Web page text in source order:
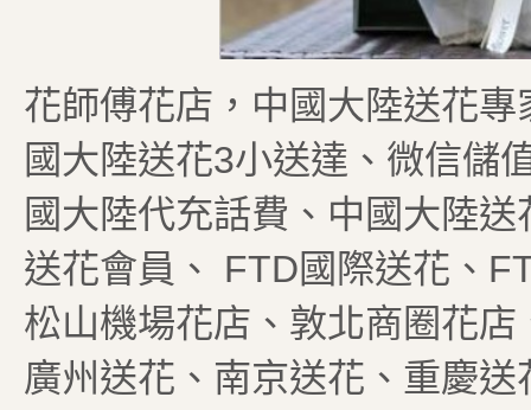
花師傅花店，中國大陸送花
國大陸送花3小送達、微信儲
國大陸代充話費、中國大陸
送花會員、 FTD國際送花、
松山機場花店、敦北商圈花
廣州送花、南京送花、重慶